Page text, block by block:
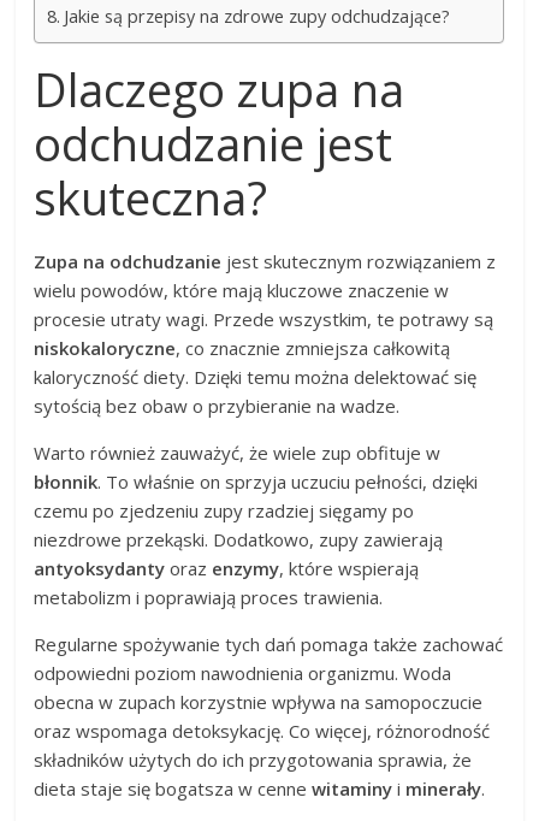
Jakie są przepisy na zdrowe zupy odchudzające?
Dlaczego zupa na
odchudzanie jest
skuteczna?
Zupa na odchudzanie jest skutecznym rozwiązaniem z
wielu powodów, które mają kluczowe znaczenie w
procesie utraty wagi. Przede wszystkim, te potrawy są
niskokaloryczne, co znacznie zmniejsza całkowitą
kaloryczność diety. Dzięki temu można delektować się
sytością bez obaw o przybieranie na wadze.
Warto również zauważyć, że wiele zup obfituje w
błonnik. To właśnie on sprzyja uczuciu pełności, dzięki
czemu po zjedzeniu zupy rzadziej sięgamy po
niezdrowe przekąski. Dodatkowo, zupy zawierają
antyoksydanty oraz enzymy, które wspierają
metabolizm i poprawiają proces trawienia.
Regularne spożywanie tych dań pomaga także zachować
odpowiedni poziom nawodnienia organizmu. Woda
obecna w zupach korzystnie wpływa na samopoczucie
oraz wspomaga detoksykację. Co więcej, różnorodność
składników użytych do ich przygotowania sprawia, że
dieta staje się bogatsza w cennewitaminy i minerały.